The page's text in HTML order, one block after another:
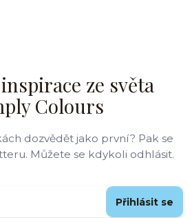
ze světa
Colours
dozvědět jako první? Pak se
Můžete se kdykoli odhlásit.
Přihlásit se